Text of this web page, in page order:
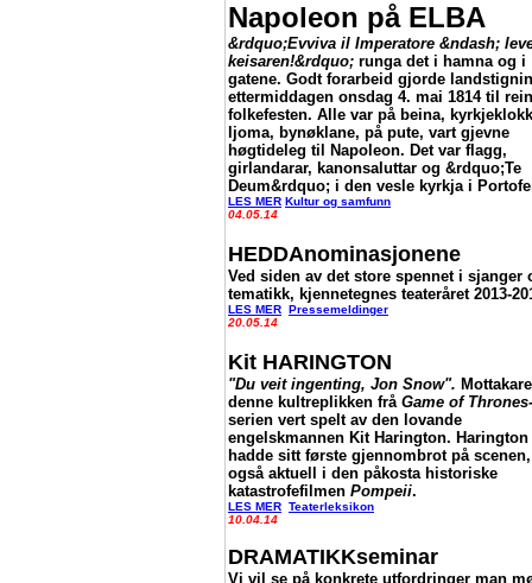
Napoleon på ELBA
&rdquo;Evviva il Imperatore &ndash;
keisaren!&rdquo; runga det i hamna og i
gatene. Godt forarbeid gjorde
ettermiddagen onsdag 4. mai 1814 til
folkefesten. Alle var på beina,
ljoma, bynøklane, på pute, vart gjevne
høgtideleg til Napoleon. Det var flagg,
girlandarar, kanonsaluttar og &rdquo;Te
Deum&rdquo; i den vesle kyrkja i
LES MER Kultur og samfunn
04.05.14
HEDDAnominasjonene
Ved siden av det store spennet i sjanger
tematikk, kjennetegnes teateråret 2013-
LES MER Pressemeldinger
20.05.14
Kit HARINGTON
"Du veit ingenting, Jon Snow".
denne kultreplikken frå Game of Thrones-
serien vert spelt av den lovande
engelskmannen Kit Harington. Harington
hadde sitt første gjennombrot på
også aktuell i den påkosta historiske
katastrofefilmen Pompeii.
LES MER Teaterleksikon
10.04.14
DRAMATIKKseminar
Vi vil se på konkrete utfordringer man